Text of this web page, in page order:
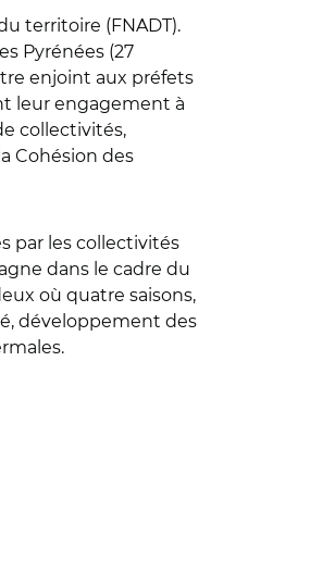
territoire (FNADT).
Pyrénées (27
enjoint aux préfets
leur engagement à
collectivités,
Cohésion des
par les collectivités
dans le cadre du
où quatre saisons,
développement des